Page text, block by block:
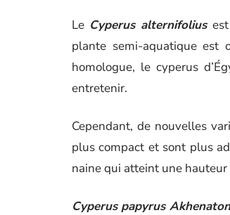
Le Cyperus alternifoliusest
plante semi-aquatique est
homologue, le cyperus
entretenir.
Cependant, de nouvelles
plus compact et sont plus
naine qui atteint une hauteur
Cyperus papyrus Akhenaton